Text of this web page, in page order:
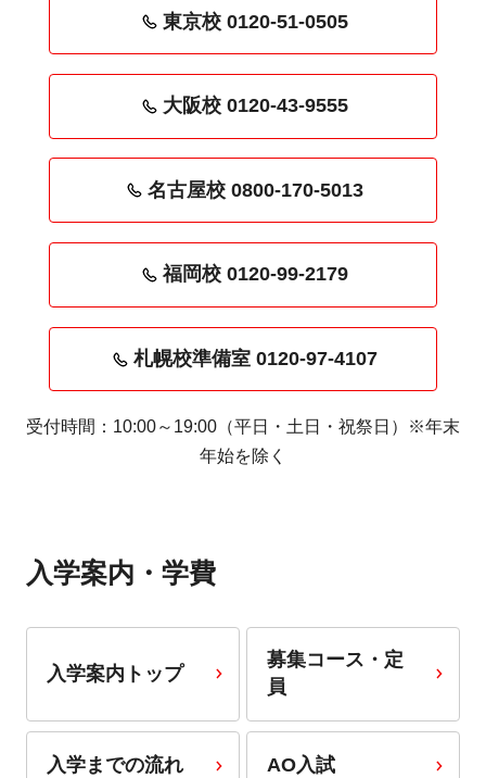
東京校 0120-51-0505
大阪校 0120-43-9555
名古屋校 0800-170-5013
福岡校 0120-99-2179
札幌校準備室 0120-97-4107
受付時間：10:00～19:00（平日・土日・祝祭日）※年末
年始を除く
入学案内・学費
入学案内トップ
募集コース・定
員
入学までの流れ AO入試